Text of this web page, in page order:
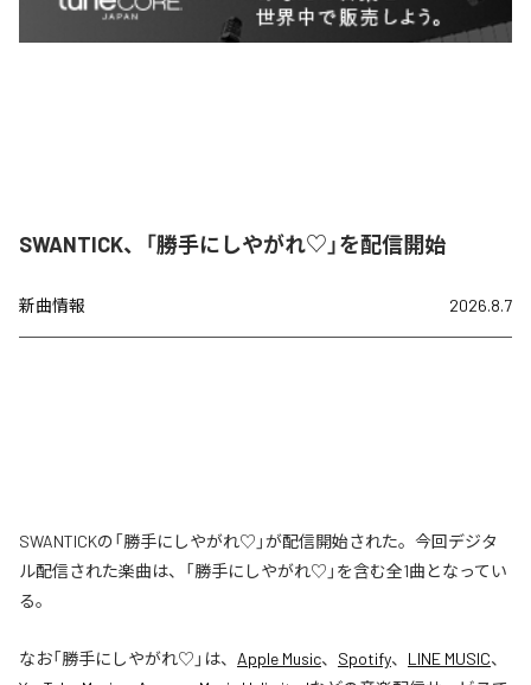
SWANTICK、「勝手にしやがれ♡」を配信開始
新曲情報 2026.8.7
SWANTICKの「勝手にしやがれ♡」が配信開始された。今回デジタ
ル配信された楽曲は、「勝手にしやがれ♡」を含む全1曲となってい
る。
なお「勝手にしやがれ♡ 」は、 Apple Music、 Spotify、 LINE MUSIC、